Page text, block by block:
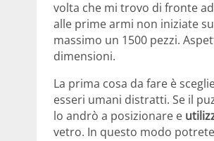
volta che mi trovo di fronte
alle prime armi non iniziate
massimo un 1500 pezzi.
dimensioni.
La prima cosa da fare è
esseri umani distratti. Se il
lo andrò a posizionare e
vetro. In questo modo